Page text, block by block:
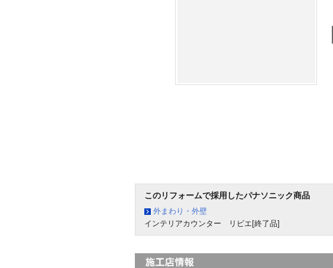
このリフォームで採用したパナソニック商品
外まわり・外壁
インテリアカウンター リビエ[終了品]